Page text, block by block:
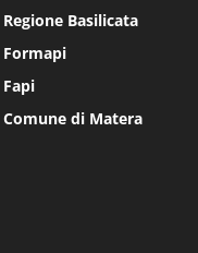
Regione Basilicata
Formapi
Fapi
Comune di Matera